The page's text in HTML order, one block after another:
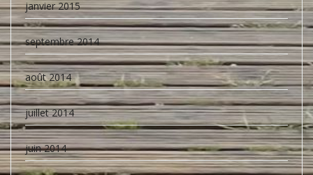
janvier 2015
septembre 2014
août 2014
juillet 2014
juin 2014